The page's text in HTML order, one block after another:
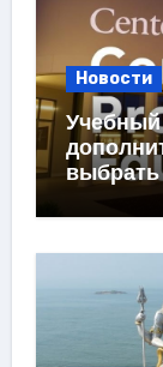
Новости
выбрать